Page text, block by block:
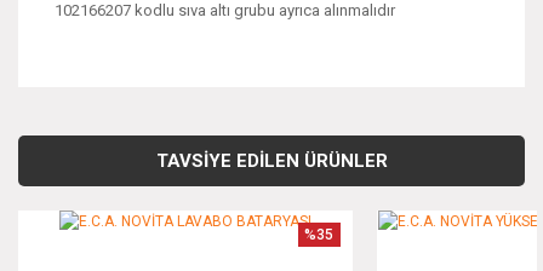
102166207 kodlu sıva altı grubu ayrıca alınmalıdır
kullanarak tarafımıza iletebilirsiniz.
TAVSİYE EDİLEN ÜRÜNLER
%35